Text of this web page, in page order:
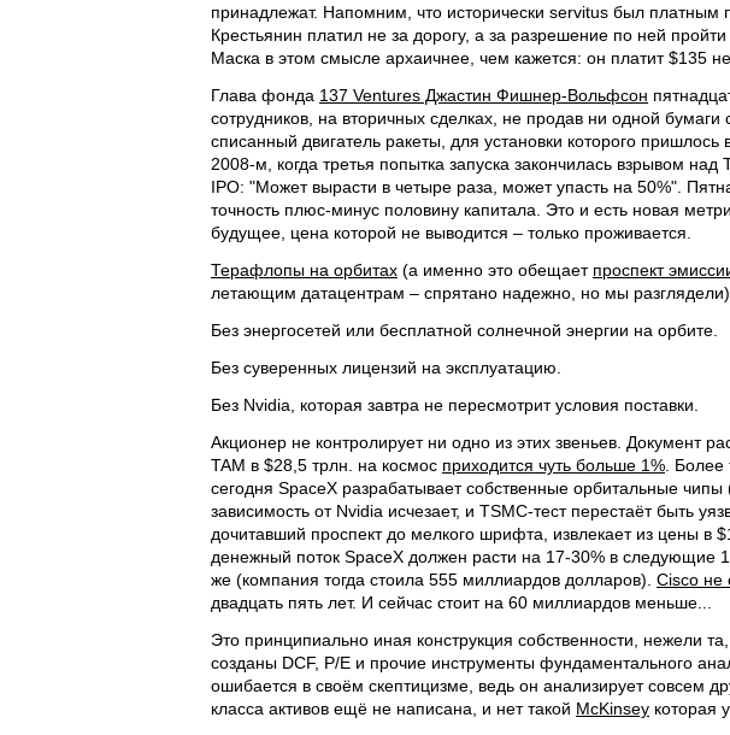
принадлежат. Напомним, что исторически servitus был платным
Крестьянин платил не за дорогу, а за разрешение по ней
Маска в этом смысле архаичнее, чем кажется: он платит $135
Глава фонда 137 Ventures Джастин Фишнер-Вольфсон
сотрудников, на вторичных сделках, не продав ни одной
списанный двигатель ракеты, для установки которого пришлось
2008-м, когда третья попытка запуска закончилась взрывом
IPO: "Может вырасти в четыре раза, может упасть на 50%".
точность плюс-минус половину капитала. Это и есть новая
будущее, цена которой не выводится – только проживается.
Терафлопы на орбитах (а именно это обещает проспект
летающим датацентрам – спрятано надежно, но мы
Без энергосетей или бесплатной солнечной энергии на орбите.
Без суверенных лицензий на эксплуатацию.
Без Nvidia, которая завтра не пересмотрит условия поставки.
Акционер не контролирует ни одно из этих звеньев. Документ
TAM в $28,5 трлн. на космос приходится чуть больше 1% .
сегодня SpaceX разрабатывает собственные орбитальные чипы
зависимость от Nvidia исчезает, и TSMC-тест перестаёт быть
дочитавший проспект до мелкого шрифта, извлекает из цены в
денежный поток SpaceX должен расти на 17-30% в следующие
же (компания тогда стоила 555 миллиардов долларов). Cisco не
двадцать пять лет. И сейчас стоит на 60 миллиардов меньше...
Это принципиально иная конструкция собственности, нежели
созданы DCF, P/E и прочие инструменты фундаментального
ошибается в своём скептицизме, ведь он анализирует совсем
класса активов ещё не написана, и нет такой McKinsey которая